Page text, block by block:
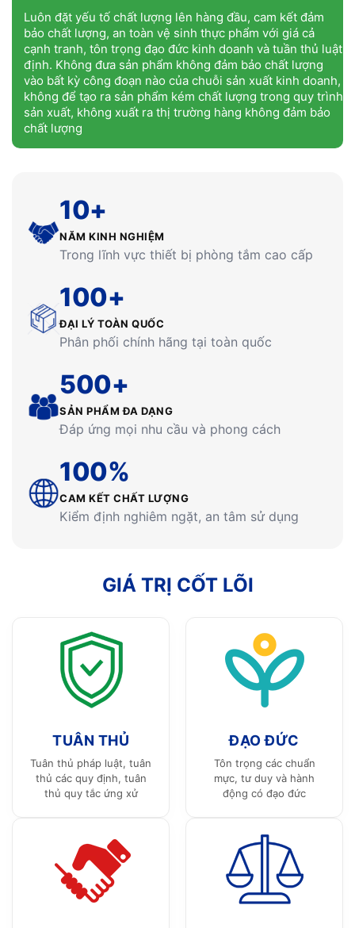
Luôn đặt yếu tố chất lượng lên hàng đầu, cam kết đảm
bảo chất lượng, an toàn vệ sinh thực phẩm với giá cả
cạnh tranh, tôn trọng đạo đức kinh doanh và tuần thủ luật
định. Không đưa sản phẩm không đảm bảo chất lượng
vào bất kỳ công đoạn nào của chuỗi sản xuất kinh doanh,
không để tạo ra sản phẩm kém chất lượng trong quy trình
sản xuất, không xuất ra thị trường hàng không đảm bảo
chất lượng
10+
NĂM KINH NGHIỆM
Trong lĩnh vực thiết bị phòng tắm cao cấp
100+
ĐẠI LÝ TOÀN QUỐC
Phân phối chính hãng tại toàn quốc
500+
SẢN PHẨM ĐA DẠNG
Đáp ứng mọi nhu cầu và phong cách
100%
CAM KẾT CHẤT LƯỢNG
Kiểm định nghiêm ngặt, an tâm sử dụng
GIÁ TRỊ CỐT LÕI
TUÂN THỦ
Tuân thủ pháp luật, tuân
thủ các quy định, tuân
thủ quy tắc ứng xử
ĐẠO ĐỨC
Tôn trọng các chuẩn
mực, tư duy và hành
động có đạo đức